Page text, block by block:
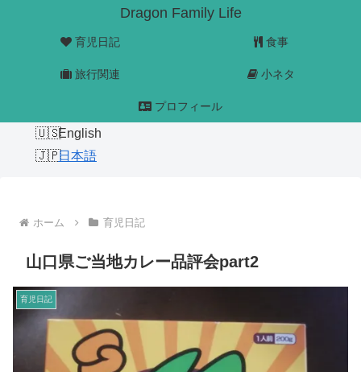
Dragon Family Life
育児日記 食事
旅行関連 小ネタ
プロフィール
English
日本語
ホーム 育児日記
山口県ご当地カレー品評会part2
育児日記